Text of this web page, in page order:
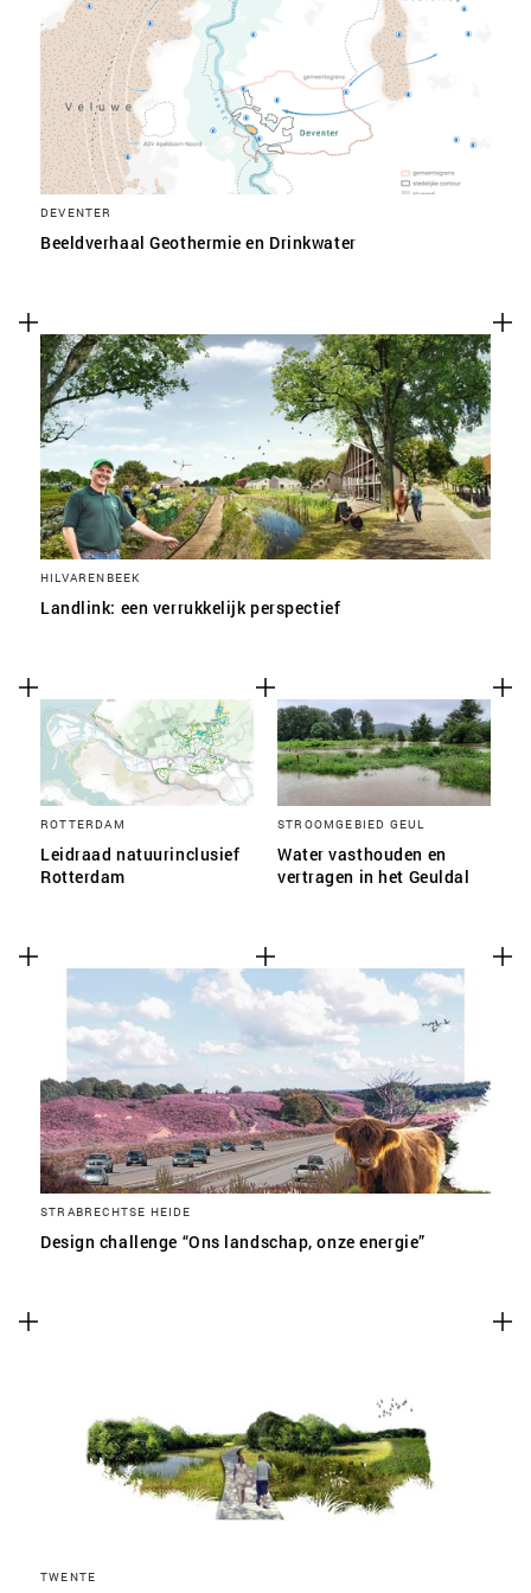
DEVENTER
Beeldverhaal Geothermie en Drinkwater
HILVARENBEEK
Landlink: een verrukkelijk perspectief
ROTTERDAM
Leidraad natuurinclusief
Rotterdam
STROOMGEBIED GEUL
Water vasthouden en
vertragen in het Geuldal
STRABRECHTSE HEIDE
Design challenge “Ons landschap, onze energie”
TWENTE
SLA VOORKEUREN OP